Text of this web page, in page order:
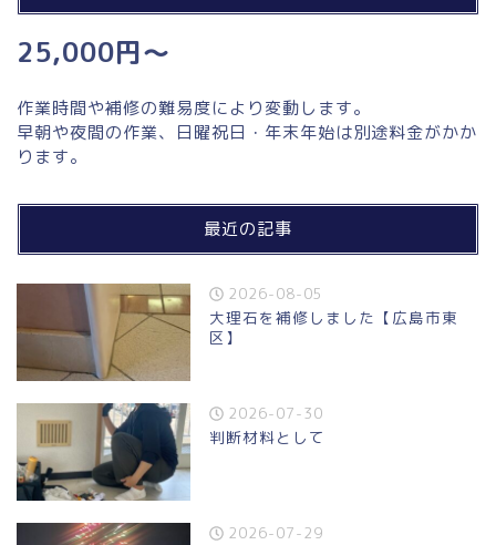
25,000円～
作業時間や補修の難易度により変動します。
早朝や夜間の作業、日曜祝日・年末年始は別途料金がかか
ります。
最近の記事
2026-08-05
大理石を補修しました【広島市東
区】
2026-07-30
判断材料として
2026-07-29